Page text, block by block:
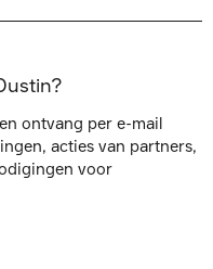
ontvang per e-mail
acties van partners,
voor